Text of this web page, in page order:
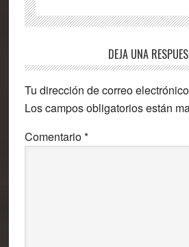
Interacciones
con
los
lectores
DEJA UNA
Tu dirección de correo
Los campos obligatorios están
Comentario*